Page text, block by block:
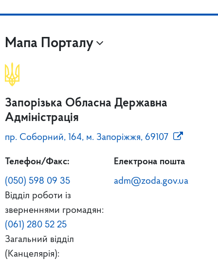
Мапа Порталу
Запорізька Обласна Державна
Адміністрація
пр. Соборний, 164, м. Запоріжжя, 69107
Телефон/Факс:
(050) 598 09 35
Відділ роботи із
зверненнями громадян:
(061) 280 52 25
Загальний відділ
(Канцелярія):
Електрона пошта
adm@zoda.gov.ua